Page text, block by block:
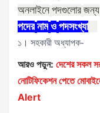
অনলাইনে পদগুলোর জন্য
পদের নাম ও পদসংখ্যা
১। সহকারী অধ্যাপক-
আরও পড়ুন: দেশের সকল
নোটিফিকেশন পেতে
Alert